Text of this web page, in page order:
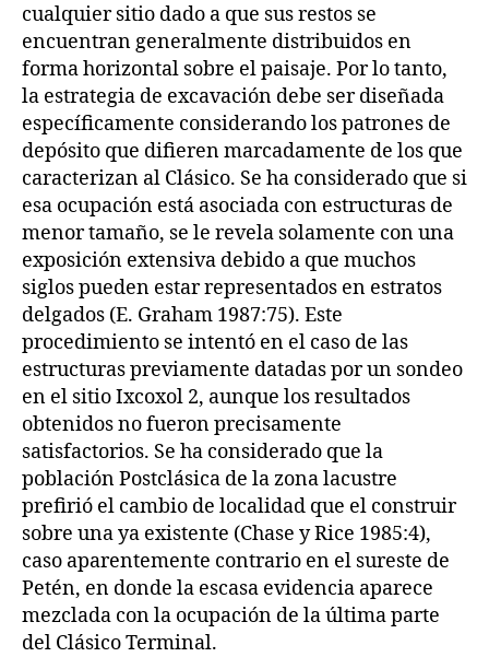
cualquier sitio dado a que sus restos se
encuentran generalmente distribuidos en
forma horizontal sobre el paisaje. Por lo tanto,
la estrategia de excavación debe ser diseñada
específicamente considerando los patrones de
depósito que difieren marcadamente de los que
caracterizan al Clásico. Se ha considerado que si
esa ocupación está asociada con estructuras de
menor tamaño, se le revela solamente con una
exposición extensiva debido a que muchos
siglos pueden estar representados en estratos
delgados (E. Graham 1987:75). Este
procedimiento se intentó en el caso de las
estructuras previamente datadas por un sondeo
en el sitio Ixcoxol 2, aunque los resultados
obtenidos no fueron precisamente
satisfactorios. Se ha considerado que la
población Postclásica de la zona lacustre
prefirió el cambio de localidad que el construir
sobre una ya existente (Chase y Rice 1985:4),
caso aparentemente contrario en el sureste de
Petén, en donde la escasa evidencia aparece
mezclada con la ocupación de la última parte
del Clásico Terminal.